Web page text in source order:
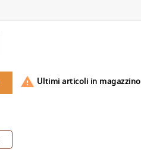
 Ultimi articoli in magazzino